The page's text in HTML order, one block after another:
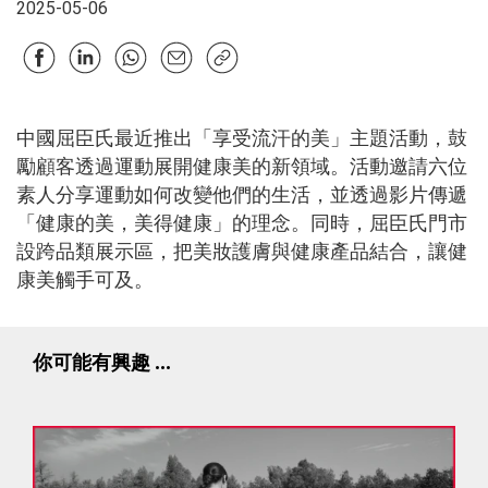
2025-05-06
中國屈臣氏最近推出「享受流汗的美」主題活動，鼓
勵顧客透過運動展開健康美的新領域。活動邀請六位
素人分享運動如何改變他們的生活，並透過影片傳遞
「健康的美，美得健康」的理念。同時，屈臣氏門市
設跨品類展示區，把美妝護膚與健康產品結合，讓健
康美觸手可及。
你可能有興趣 ...